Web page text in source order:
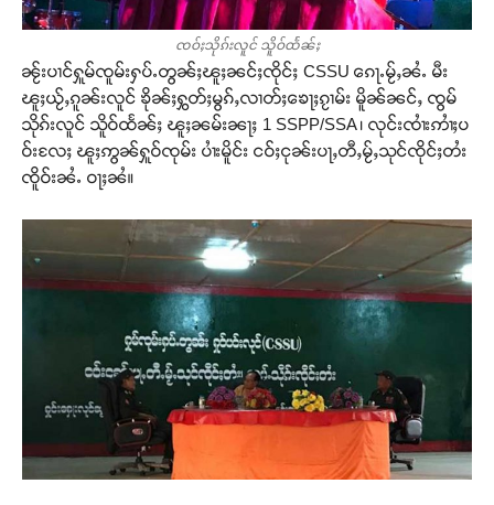
ၸဝ်ႈသိုၵ်းလူင် သိူဝ်ထႅၼ်ႈ
ၼႂ်းပၢင်ႁူမ်ၸူမ်းႁပ်ႉတွၼ်ႈၽူႈၼင်ႈၸိုင်ႈ CSSU ၵေႃႉမႂ်ႇၼႆႉ မီး
ၽူႈယႂ်ႇၵူၼ်းလူင် ၶိုၼ်ႈႁွတ်ႈမွၵ်ႇလၢတ်ႈၶေႃႈၵႂၢမ်း မိူၼ်ၼင်ႇ ၸွမ်
သိုၵ်းလူင် သိူဝ်ထႅၼ်ႈ ၽူႈၼမ်းၼႃႈ 1 SSPP/SSA ၊ လုင်းၸၢႆးဢၢႆႈပ
ဝ်းလႄႈ ၽူႈဢွၼ်ႁူဝ်ၸုမ်း ပၢႆးမိူင်း ငဝ်ႈငုၼ်းပႃႇတီႇမႂ်ႇသုင်ၸိုင်ႈတႆး
ၸိူဝ်းၼႆႉ ဝႃႈၼႆ။